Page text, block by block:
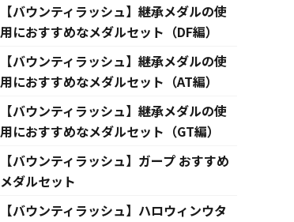
【バウンティラッシュ】継承メダルの使
用におすすめなメダルセット（DF編）
【バウンティラッシュ】継承メダルの使
用におすすめなメダルセット（AT編）
【バウンティラッシュ】継承メダルの使
用におすすめなメダルセット（GT編）
【バウンティラッシュ】ガープ おすすめ
メダルセット
【バウンティラッシュ】ハロウィンウタ